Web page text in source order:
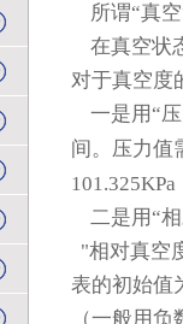
所谓“真
在真空状
对于真空度
一是用“
间。压力值
101.325KPa
二是用“
"相对真空
表的初始值
（一般用